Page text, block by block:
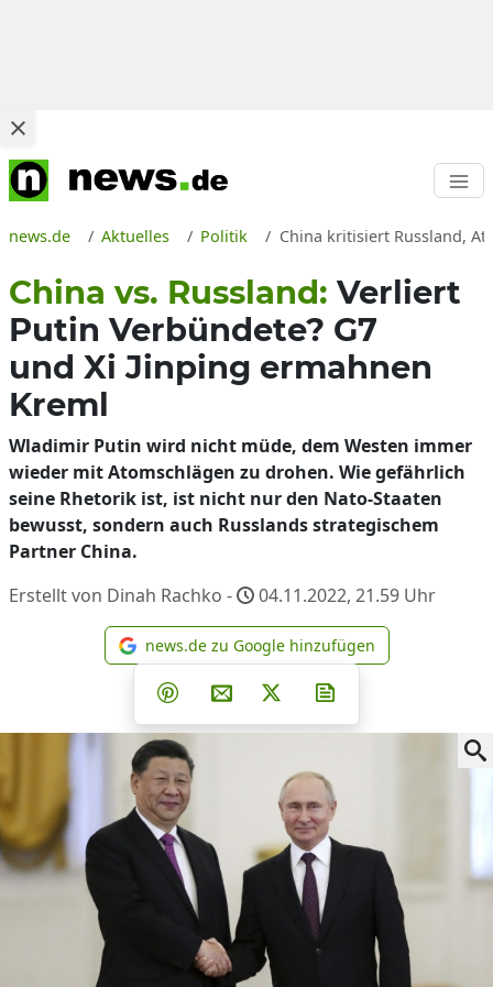
news.de Aktuelles Politik China kritisiert Russland,
China vs. Russland: Verliert
Putin Verbündete? G7
und Xi Jinping ermahnen
Kreml
Wladimir Putin wird nicht müde, dem Westen immer
wieder mit Atomschlägen zu drohen. Wie gefährlich
seine Rhetorik ist, ist nicht nur den Nato-Staaten
bewusst, sondern auch Russlands strategischem
Partner China.
Erstellt von Dinah Rachko -
04.11.2022, 21.59 Uhr
news.de zu Google
news.de zu Google hinzufügen
Teilen auf Facebook
Teilen auf Whatsapp
Teilen auf Telegram
Teilen auf Pinterest
Per E-Mail teilen
Post auf X